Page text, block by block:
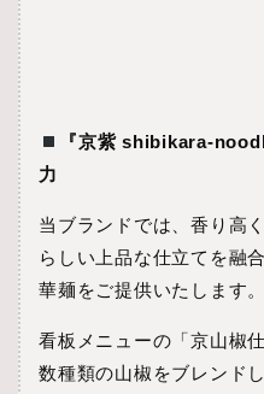
『京紫 shibikara-
力
当ブランドでは、香り高
らしい上品な仕立てを融
華麺をご提供いたします。
看板メニューの「京山椒
数種類の山椒をブレンド